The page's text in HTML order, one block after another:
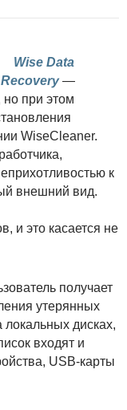
Wise Data
Recovery—
при этом
WiseCleaner.
к
внешний вид.
и это касается не
получает
утерянных
дисках,
входят и
USB-карты